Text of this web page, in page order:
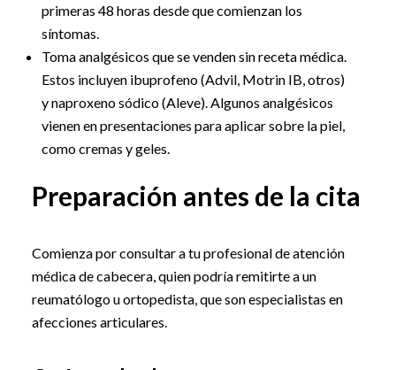
primeras 48 horas desde que comienzan los
síntomas.
Toma analgésicos que se venden sin receta médica.
Estos incluyen ibuprofeno (Advil, Motrin IB, otros)
y naproxeno sódico (Aleve). Algunos analgésicos
vienen en presentaciones para aplicar sobre la piel,
como cremas y geles.
Preparación antes de la cita
Comienza por consultar a tu profesional de atención
médica de cabecera, quien podría remitirte a un
reumatólogo u ortopedista, que son especialistas en
afecciones articulares.